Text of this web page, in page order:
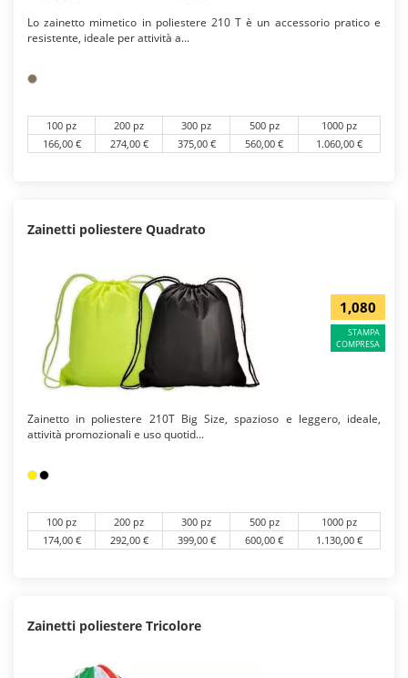
Lo zainetto mimetico in poliestere 210 T è un accessorio pratico e
resistente, ideale per attività a...
100 pz 200 pz 300 pz 500 pz
1000 pz
166,00 €
274,00 € 375,00 € 560,00 € 1.060,00 €
Zainetti poliestere Quadrato
1,080
STAMPA
COMPRESA
Zainetto in poliestere 210T Big Size, spazioso e leggero, ideale,
attività promozionali e uso quotid...
100 pz 200 pz 300 pz 500 pz
1000 pz
174,00 €
292,00 € 399,00 € 600,00 € 1.130,00 €
Zainetti poliestere Tricolore